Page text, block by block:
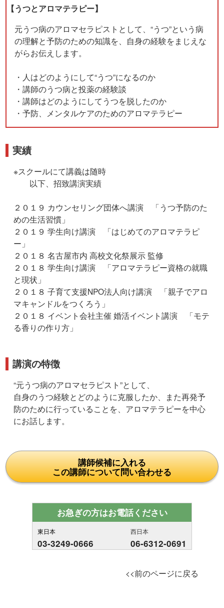
【うつとアロマテラピー】
元うつ病のアロマセラピストとして、“うつ”という病
の理解と予防のための知識を、自身の経験をまじえな
がらお伝えします。
・人はどのようにして“うつ”になるのか
・講師のうつ病と投薬の経験談
・講師はどのようにしてうつを脱したのか
・予防、メンタルケアのためのアロマテラピー
実績
※スクールにて講義は随時
以下、招致講演実績
２０１９ カウンセリング団体へ講演 「うつ予防のた
めの生活習慣」
２０１９ 学生向け講演 「はじめてのアロマテラピ
ー」
２０１８ 名古屋市内 高校文化祭展示 監修
２０１８ 学生向け講演 「アロマテラピー資格の就職
と現状」
２０１８ 子育て支援NPO法人向け講演 「親子でアロ
マキャンドルをつくろう」
２０１８ イベント会社主催 婚活イベント講演 「モテ
る香りの作り方」
講演の特徴
“元うつ病のアロマセラピスト”として、
自身のうつ経験とどのように克服したか、また再発予
防のために行っていることを、アロマテラピーを中心
にお話します。
講師候補に入れる
この講師について問い合わせる
お急ぎの方はお電話ください
東日本
03-3249-0666
西日本
06-6312-0691
<<前のページに戻る